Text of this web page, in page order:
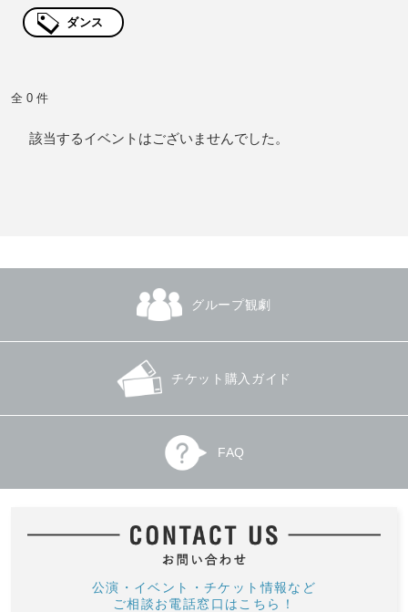
ダンス
全 0 件
該当するイベントはございませんでした。
グループ観劇
チケット購入ガイド
FAQ
公演・イベント・チケット情報など
ご相談お電話窓口はこちら！